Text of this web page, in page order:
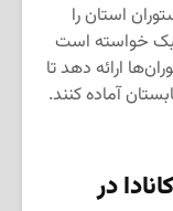
استان را
خواسته است
ارائه دهد تا
آماده کنند.
در